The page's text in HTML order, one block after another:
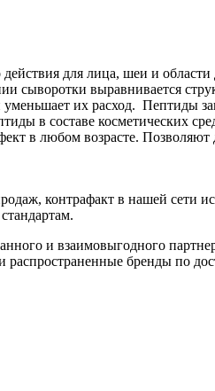
для лица, шеи и области
сыворотки выравнивается
их расход. Пептиды
в составе косметических
в любом возрасте.
контрафакт в нашей сети
и взаимовыгодного
распространенные бренды по